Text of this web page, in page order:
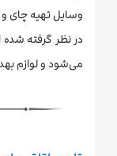
وسایل تهیه چای و
در نظر گرفته
می‌شود و لوازم